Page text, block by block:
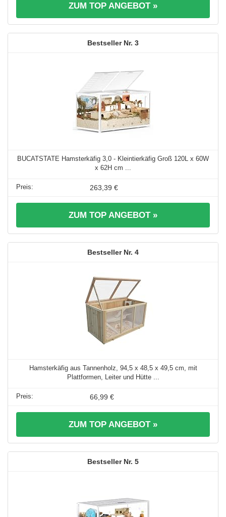
ZUM TOP ANGEBOT »
3
BUCATSTATE Hamsterkäfig 3,0 - Kleintierkäfig Groß 120L x 60W
x 62H cm ...
263,39 €
ZUM TOP ANGEBOT »
4
Hamsterkäfig aus Tannenholz, 94,5 x 48,5 x 49,5 cm, mit
Plattformen, Leiter und Hütte ...
66,99 €
ZUM TOP ANGEBOT »
5